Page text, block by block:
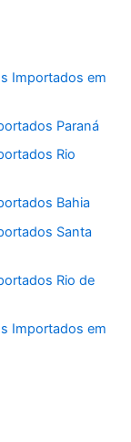
Importados em
Paraná
Rio
Bahia
Santa
Rio de
Importados em